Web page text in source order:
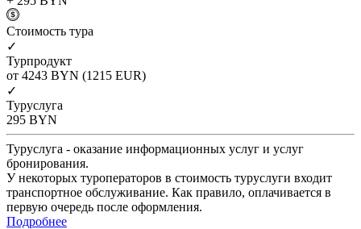
Cтоимость тура
✓
Турпродукт
от 4243 BYN (1215 EUR)
✓
Туруслуга
295 BYN
Туруслуга - оказание информационных услуг и услуг
бронирования.
У некоторых туроператоров в стоимость туруслуги входит
транспортное обслуживание. Как правило, оплачивается в
первую очередь после оформления.
Подробнее